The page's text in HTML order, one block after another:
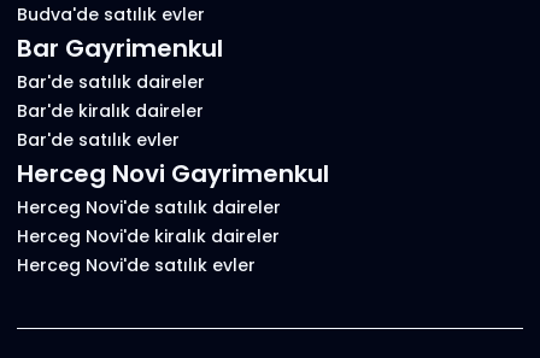
Budva'de satılık evler
Bar Gayrimenkul
Bar'de satılık daireler
Bar'de kiralık daireler
Bar'de satılık evler
Herceg Novi Gayrimenkul
Herceg Novi'de satılık daireler
Herceg Novi'de kiralık daireler
Herceg Novi'de satılık evler